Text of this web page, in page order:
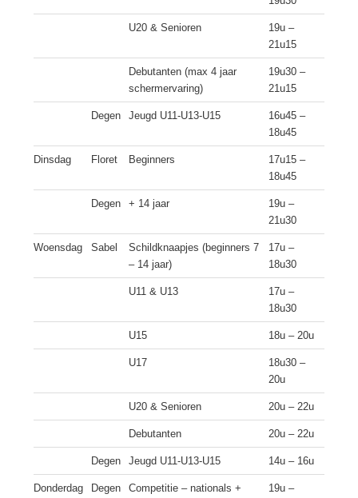
U20 & Senioren
19u –
21u15
Debutanten (max 4 jaar
schermervaring)
19u30 –
21u15
Degen Jeugd U11-U13-U15
16u45 –
18u45
Dinsdag Floret Beginners
17u15 –
18u45
Degen + 14 jaar
19u –
21u30
Woensdag Sabel
Schildknaapjes (beginners 7
– 14 jaar)
17u –
18u30
U11 & U13
17u –
18u30
U15 18u – 20u
U17
18u30 –
20u
U20 & Senioren 20u – 22u
Debutanten 20u – 22u
Degen Jeugd U11-U13-U15 14u – 16u
Donderdag Degen
Competitie – nationals +
19u –